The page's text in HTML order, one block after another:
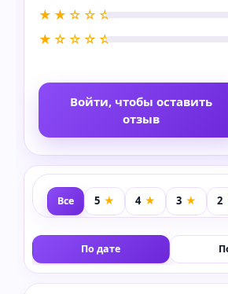
★★☆☆☆
★☆☆☆☆
Войти, чтобы оставить
отзыв
Все
По дате